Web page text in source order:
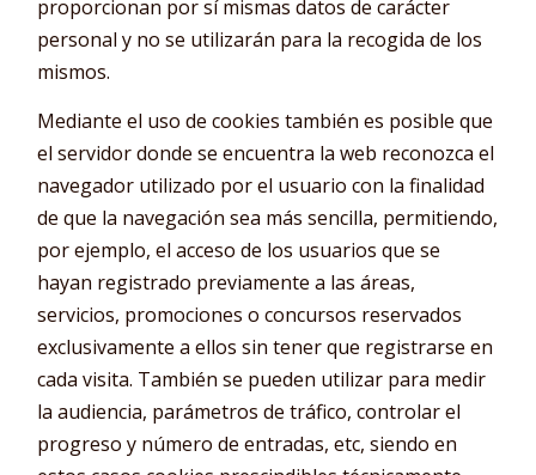
proporcionan por sí mismas datos de carácter
personal y no se utilizarán para la recogida de los
mismos.
Mediante el uso de cookies también es posible que
el servidor donde se encuentra la web reconozca el
navegador utilizado por el usuario con la finalidad
de que la navegación sea más sencilla, permitiendo,
por ejemplo, el acceso de los usuarios que se
hayan registrado previamente a las áreas,
servicios, promociones o concursos reservados
exclusivamente a ellos sin tener que registrarse en
cada visita. También se pueden utilizar para medir
la audiencia, parámetros de tráfico, controlar el
progreso y número de entradas, etc, siendo en